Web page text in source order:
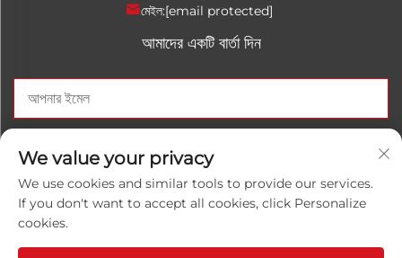
মেইল:[email protected]
আমাদের একটি বার্তা দিন
এখন পাঠান
We value your privacy
We use cookies and similar tools to provide our services.
If you don't want to accept all cookies, click Personalize
cookies.